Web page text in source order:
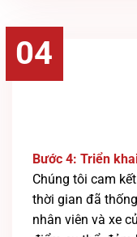
Bước 4: Triển
Chúng tôi cam
thời gian đã
nhân viên và xe
04